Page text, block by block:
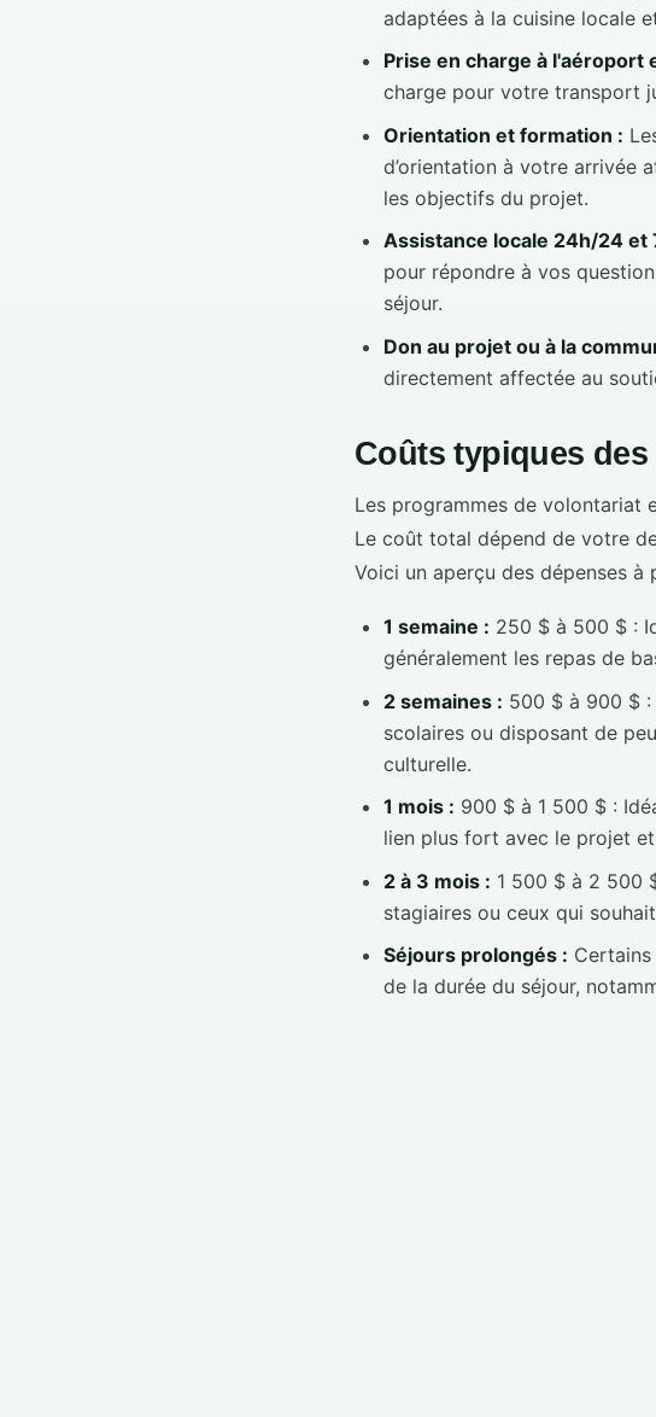
adaptées à la cuisine locale
Prise en charge à l'aéroport
charge pour votre transport
Orientation et formation :
d’orientation à votre arrivée
les objectifs du projet.
Assistance locale 24h/24 et
pour répondre à vos
séjour.
Don au projet ou à la
directement affectée au
Coûts typiques
Les programmes de volontariat
Le coût total dépend de votre
Voici un aperçu des dépenses
1 semaine : 250 $ à 500 $ :
généralement les repas de
2 semaines : 500 $ à 900 $ :
scolaires ou disposant de
culturelle.
1 mois : 900 $ à 1 500 $ :
lien plus fort avec le projet
2 à 3 mois : 1 500 $ à 2 500
stagiaires ou ceux qui
Séjours prolongés :
de la durée du séjour,